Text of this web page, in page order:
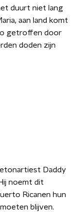
duurt niet lang
aan land komt
getroffen door
doden zijn
Daddy
noemt dit
Ricanen hun
blijven.